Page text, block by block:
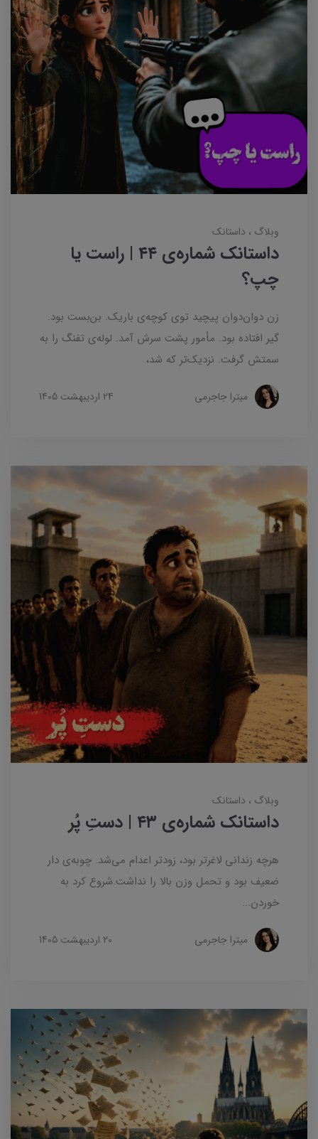
وبلاگ داستانک‌
داستانک شماره‌ی ۴۴ | راست یا
چپ؟
زن دوان‌دوان پیچید توی کوچه‌ی باریک. بن‌بست بود.
گیر افتاده بود. مأمور پشت سرش آمد. لوله‌ی تفنگ را به
سمتش گرفت. نزدیک‌تر که شد،
میترا جاجرمی 24 ارديبهشت 1405
وبلاگ داستانک‌
داستانک شماره‌ی ۴۳ | دستِ پُر
هرچه زندانی لاغرتر بود، زودتر اعدام می‌شد. چوبه‌ی دار
ضعیف بود و تحمل وزن بالا را نداشت.شروع کرد به
خوردن...
میترا جاجرمی 20 ارديبهشت 1405